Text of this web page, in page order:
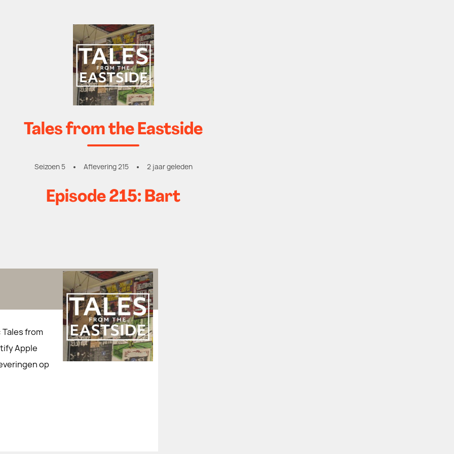
Tales from the Eastside
Seizoen 5 Aflevering 215 2 jaar geleden
Episode 215: Bart
from
Apple
op